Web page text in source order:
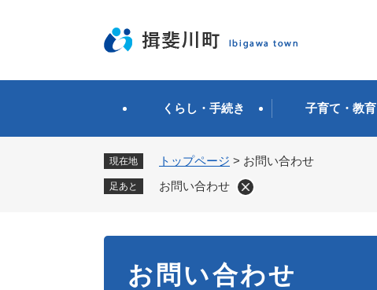
先
す
くらし・手続き 子育て・教育
現在地 トップページ > お問い合わせ
足あと お問い合わせ
お問い合わせ